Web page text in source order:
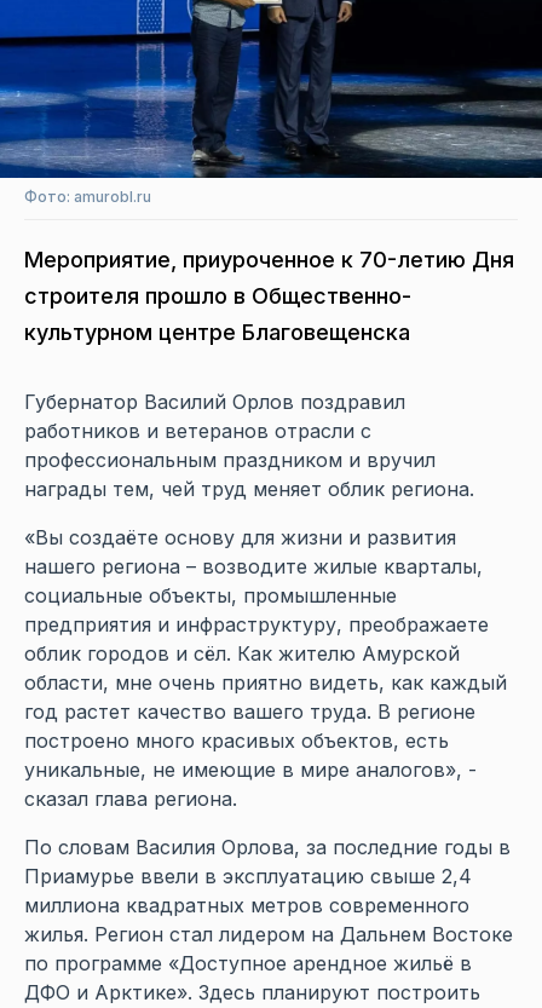
Фото: amurobl.ru
Мероприятие, приуроченное к 70-летию Дня
строителя прошло в Общественно-
культурном центре Благовещенска
Губернатор Василий Орлов поздравил
работников и ветеранов отрасли с
профессиональным праздником и вручил
награды тем, чей труд меняет облик региона.
«Вы создаёте основу для жизни и развития
нашего региона – возводите жилые кварталы,
социальные объекты, промышленные
предприятия и инфраструктуру, преображаете
облик городов и сёл. Как жителю Амурской
области, мне очень приятно видеть, как каждый
год растет качество вашего труда. В регионе
построено много красивых объектов, есть
уникальные, не имеющие в мире аналогов», -
сказал глава региона.
По словам Василия Орлова, за последние годы в
Приамурье ввели в эксплуатацию свыше 2,4
миллиона квадратных метров современного
жилья. Регион стал лидером на Дальнем Востоке
по программе «Доступное арендное жильё в
ДФО и Арктике». Здесь планируют построить